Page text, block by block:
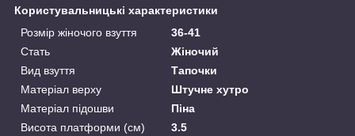
Користувальницькі характеристики
Розмір жіночого взуття
36-41
Стать
Жіночий
Вид взуття
Тапочки
Матеріал верху
Штучне хутро
Матеріал підошви
Піна
Висота платформи (см)
3.5